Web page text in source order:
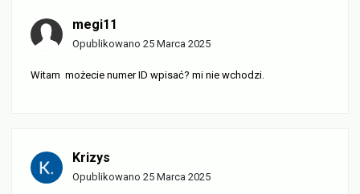
megi11
Opublikowano 25 Marca 2025
Witam możecie numer ID wpisać? mi nie wchodzi.
Krizys
Opublikowano 25 Marca 2025